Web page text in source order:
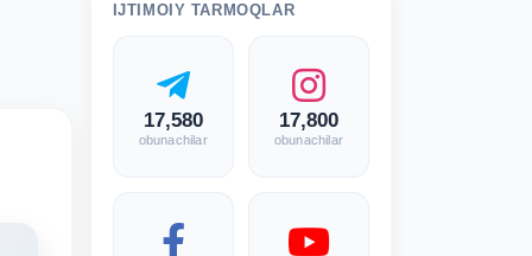
IJTIMOIY TARMOQLAR
17,580
obunachilar
17,800
obunachilar